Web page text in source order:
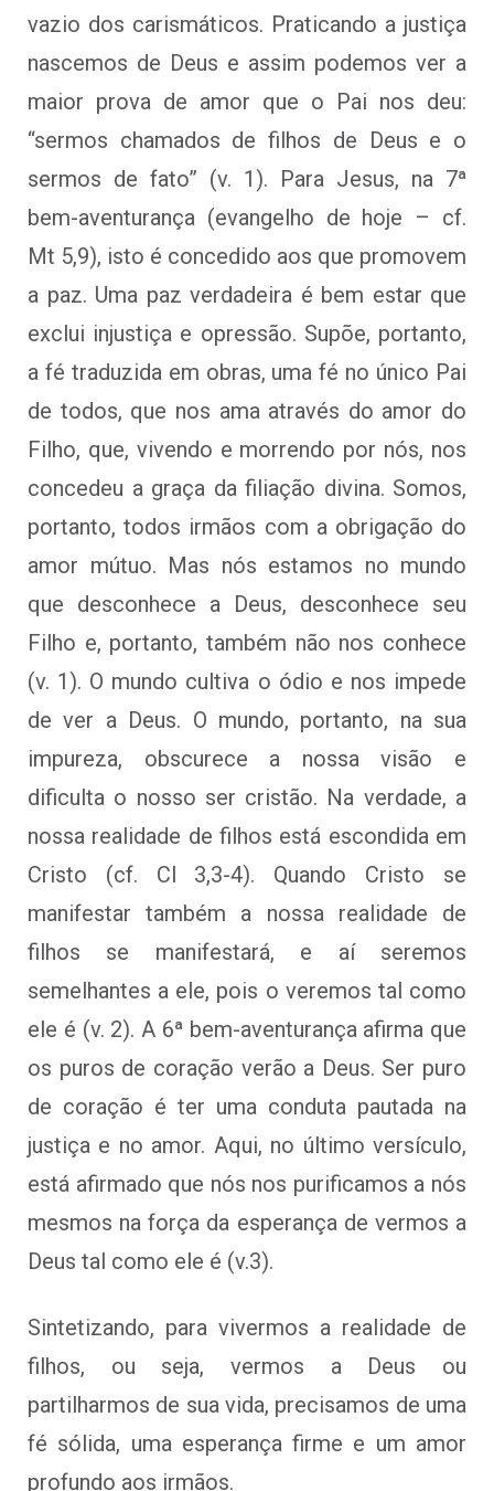
vazio dos carismáticos. Praticando a justiça
nascemos de Deus e assim podemos ver a
maior prova de amor que o Pai nos deu:
“sermos chamados de filhos de Deus e o
sermos de fato” (v. 1). Para Jesus, na 7ª
bem-aventurança (evangelho de hoje – cf.
Mt 5,9), isto é concedido aos que promovem
a paz. Uma paz verdadeira é bem estar que
exclui injustiça e opressão. Supõe, portanto,
a fé traduzida em obras, uma fé no único Pai
de todos, que nos ama através do amor do
Filho, que, vivendo e morrendo por nós, nos
concedeu a graça da filiação divina. Somos,
portanto, todos irmãos com a obrigação do
amor mútuo. Mas nós estamos no mundo
que desconhece a Deus, desconhece seu
Filho e, portanto, também não nos conhece
(v. 1). O mundo cultiva o ódio e nos impede
de ver a Deus. O mundo, portanto, na sua
impureza, obscurece a nossa visão e
dificulta o nosso ser cristão. Na verdade, a
nossa realidade de filhos está escondida em
Cristo (cf. Cl 3,3-4). Quando Cristo se
manifestar também a nossa realidade de
filhos se manifestará, e aí seremos
semelhantes a ele, pois o veremos tal como
ele é (v. 2). A 6ª bem-aventurança afirma que
os puros de coração verão a Deus. Ser puro
de coração é ter uma conduta pautada na
justiça e no amor. Aqui, no último versículo,
está afirmado que nós nos purificamos a nós
mesmos na força da esperança de vermos a
Deus tal como ele é (v.3).
Sintetizando, para vivermos a realidade de
filhos, ou seja, vermos a Deus ou
partilharmos de sua vida, precisamos de uma
fé sólida, uma esperança firme e um amor
profundo aos irmãos.